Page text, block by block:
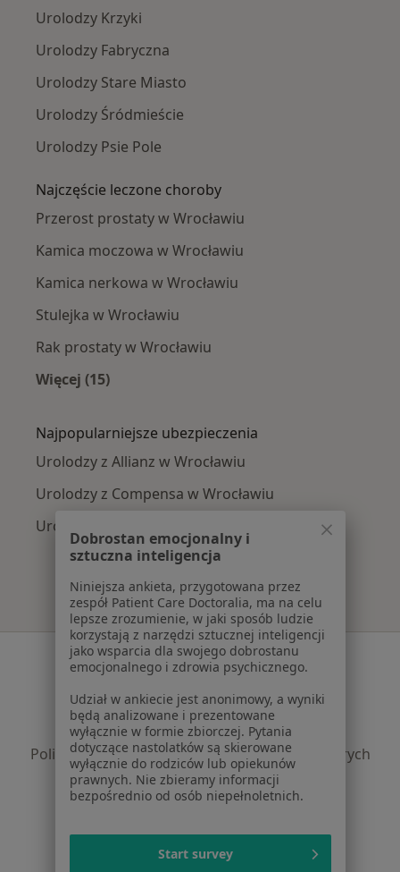
Urolodzy Krzyki
Urolodzy Fabryczna
Urolodzy Stare Miasto
Urolodzy Śródmieście
Urolodzy Psie Pole
Najczęście leczone choroby
Przerost prostaty w Wrocławiu
Kamica moczowa w Wrocławiu
Kamica nerkowa w Wrocławiu
Stulejka w Wrocławiu
Rak prostaty w Wrocławiu
Więcej (15)
Najpopularniejsze ubezpieczenia
Urolodzy z Allianz w Wrocławiu
Urolodzy z Compensa w Wrocławiu
Urolodzy z PZU Zdrowie w Wrocławiu
Serwis
Regulamin
Polityka prywatności pacjentów
Polityka prywatności profesjonalistów
Polityka prywatności dla profesjonalistów, których
dane pozyskaliśmy samodzielnie
Polityka cookies
Dostępność
O nas
Dobrostan emocjonalny i
sztuczna inteligencja
Niniejsza ankieta, przygotowana przez
zespół Patient Care Doctoralia, ma na celu
lepsze zrozumienie, w jaki sposób ludzie
korzystają z narzędzi sztucznej inteligencji
jako wsparcia dla swojego dobrostanu
emocjonalnego i zdrowia psychicznego.
Udział w ankiecie jest anonimowy, a wyniki
będą analizowane i prezentowane
wyłącznie w formie zbiorczej. Pytania
dotyczące nastolatków są skierowane
wyłącznie do rodziców lub opiekunów
prawnych. Nie zbieramy informacji
bezpośrednio od osób niepełnoletnich.
Start survey